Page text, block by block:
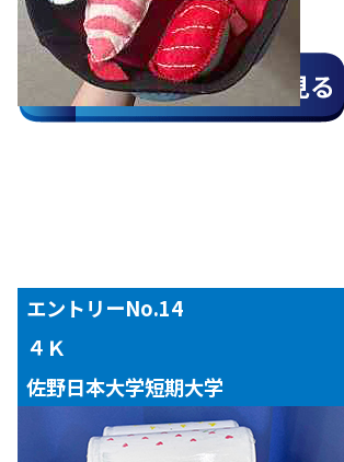
【対象年齢】１～３歳児
エントリーNo.14
４Ｋ
佐野日本大学短期大学